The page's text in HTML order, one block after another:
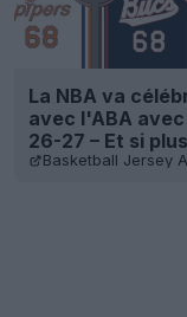
La NBA va
avec l'ABA
26-27 – Et si
Basketball Jersey